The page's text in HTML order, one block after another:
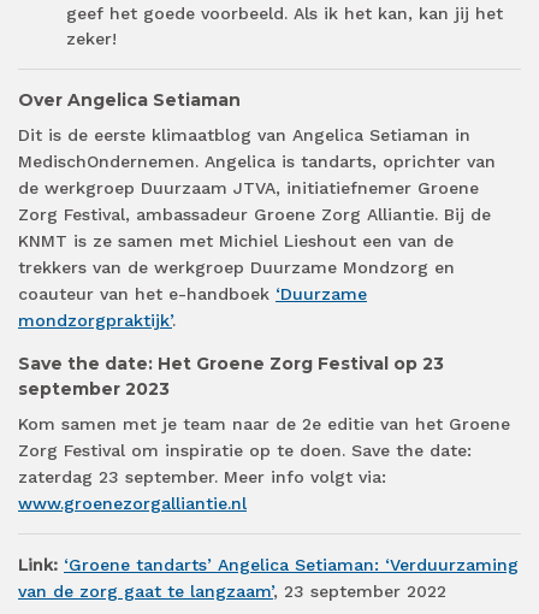
geef het goede voorbeeld. Als ik het kan, kan jij het
zeker!
Over Angelica Setiaman
Dit is de eerste klimaatblog van Angelica Setiaman in
MedischOndernemen. Angelica is tandarts, oprichter van
de werkgroep Duurzaam JTVA, initiatiefnemer Groene
Zorg Festival, ambassadeur Groene Zorg Alliantie. Bij de
KNMT is ze samen met Michiel Lieshout een van de
trekkers van de werkgroep Duurzame Mondzorg en
coauteur van het e-handboek ‘Duurzame
mondzorgpraktijk’.
Save the date: Het Groene Zorg Festival op 23
september 2023
Kom samen met je team naar de 2e editie van het Groene
Zorg Festival om inspiratie op te doen. Save the date:
zaterdag 23 september. Meer info volgt via:
www.groenezorgalliantie.nl
Link: ‘Groene tandarts’ Angelica Setiaman: ‘Verduurzaming
van de zorg gaat te langzaam’, 23 september 2022